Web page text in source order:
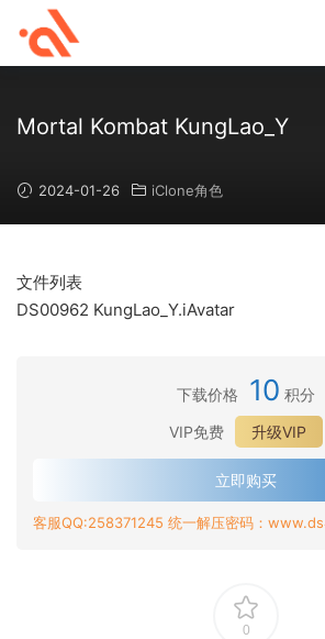
Mortal Kombat KungLao_Y
2024-01-26 iClone角色
文件列表
DS00962 KungLao_Y.iAvatar
下载价格 10 积分
VIP免费
升级VIP
立即购买
客服QQ:258371245 统一解压密码：
0